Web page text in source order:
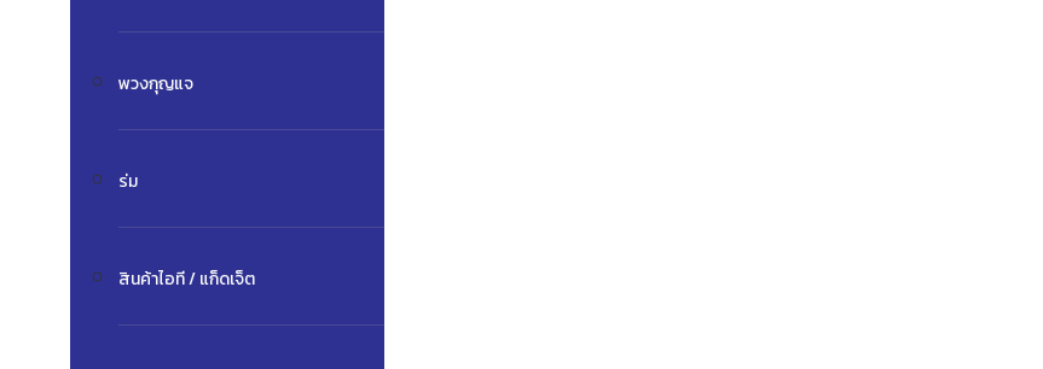
พวงกุญแจ
ร่ม
สินค้าไอที / แก็ดเจ็ต